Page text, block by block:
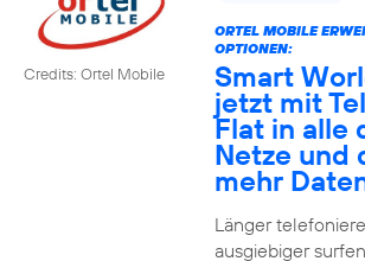
Credits: Ortel Mobile
ORTEL MOBILE
OPTIONEN:
Smart
jetzt mit
Flat in alle
Netze und
mehr
Länger
ausgiebiger